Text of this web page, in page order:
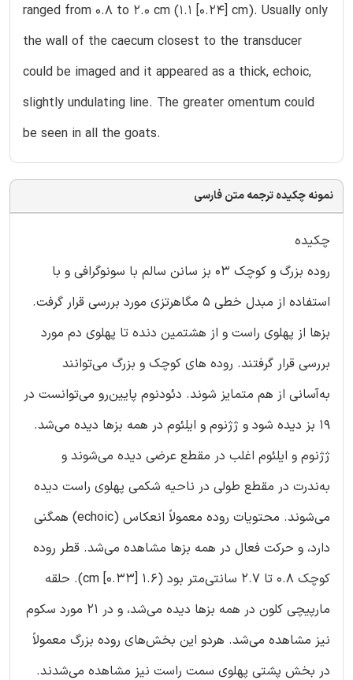
ranged from 0.8 to 2.0 cm (1.1 [0.24] cm). Usually only
the wall of the caecum closest to the transducer
could be imaged and it appeared as a thick, echoic,
slightly undulating line. The greater omentum could
be seen in all the goats.
نمونه چکیده ترجمه متن فارسی
چکیده
روده بزرگ و کوچک 03 بز سانن سالم با سونوگرافی و با
استفاده از مبدل خطی 5 مگاهرتزی مورد بررسی قرار گرفت.
بزها از پهلوی راست و از هشتمین دنده تا پهلوی دم مورد
بررسی قرار گرفتند. روده های کوچک و بزرگ می‌توانند
به‌آسانی از هم متمایز شوند. دئودنوم پایین‌رو می‌توانست در
19 بز دیده شود و ژژنوم و ایلئوم در همه بزها دیده می‌شد.
ژژنوم و ایلئوم اغلب در مقطع عرضی دیده می‌شوند و
به‌ندرت در مقطع طولی در ناحیه شکمی پهلوی راست دیده
می‌شوند. محتویات روده معمولاً انعکاس (echoic) همگنی
دارد، و حرکت فعال در همه بزها مشاهده می‌شد. قطر روده
کوچک 0.8 تا 2.7 سانتی‌متر بود (1.6 [0.33] cm). حلقه
مارپیچی کلون در همه بزها دیده می‌شد، و در 21 مورد سکوم
نیز مشاهده می‌شد. هردو این بخش‌های روده بزرگ معمولاً
در بخش پشتی پهلوی سمت راست نیز مشاهده می‌شدند.